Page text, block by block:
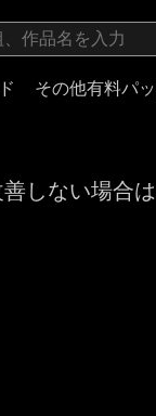
その他有料パ
しない場合